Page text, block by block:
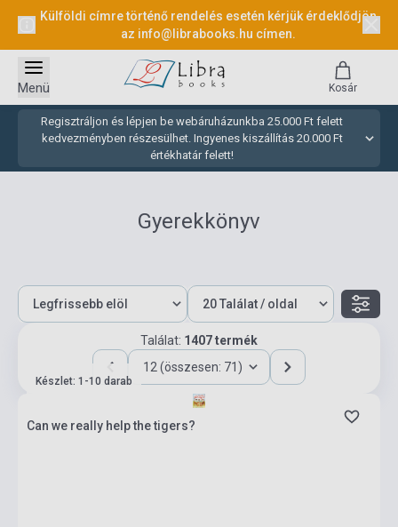
Külföldi címre történő rendelés esetén kérjük érdeklődjön
az info@librabooks.hu címen.
Regisztráljon és lépjen be webáruházunkba 25.000 Ft felett
kedvezményben részesülhet. Ingyenes kiszállítás 20.000 Ft
értékhatár felett!
Menü Kosár
Gyerekkönyv
Találat: 1407 termék
12 (összesen: 71)
Készlet: 1-10 darab
Can we really help the tigers?